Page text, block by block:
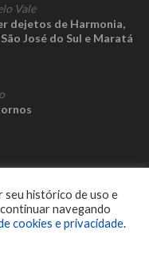
Vale
dejetos de Harmonia,
José do Sul e Maratá
Desenvolvido por
seu histórico de uso e
navegando
cookies e privacidade.